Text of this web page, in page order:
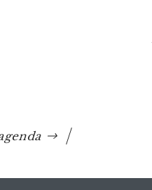
poissons pêchés est